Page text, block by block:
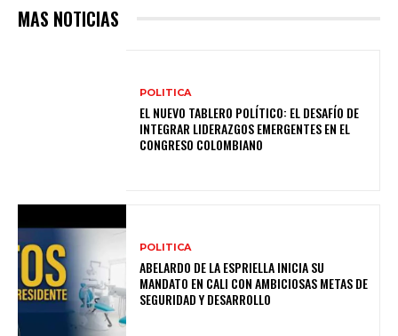
MAS NOTICIAS
POLITICA
EL NUEVO TABLERO POLÍTICO: EL DESAFÍO DE
INTEGRAR LIDERAZGOS EMERGENTES EN EL
CONGRESO COLOMBIANO
POLITICA
ABELARDO DE LA ESPRIELLA INICIA SU
MANDATO EN CALI CON AMBICIOSAS METAS DE
SEGURIDAD Y DESARROLLO